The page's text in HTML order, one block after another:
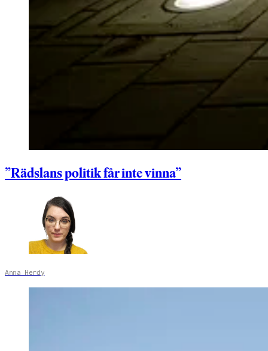
”Rädslans politik får inte vinna”
Anna Herdy